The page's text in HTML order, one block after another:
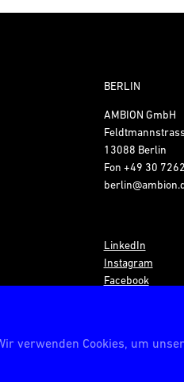
verwenden Cookies, um
BERLIN
AMBION GmbH
13088 Berlin
Fon +49 30
LinkedIn
Instagram
Facebook